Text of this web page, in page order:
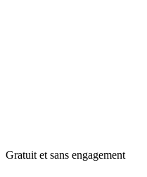
Gratuit et sans engagement